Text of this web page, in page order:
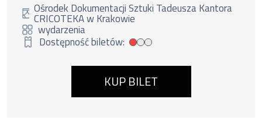
Ośrodek Dokumentacji Sztuki Tadeusza Kantora
CRICOTEKA w Krakowie
wydarzenia
Dostępność biletów:
Mała dostępność biletów
KUP BILET